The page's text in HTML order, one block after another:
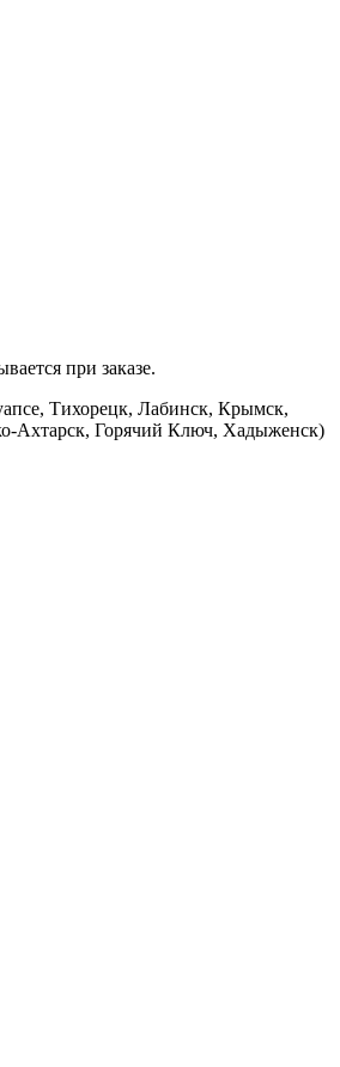
при заказе.
Тихорецк, Лабинск, Крымск,
Ахтарск, Горячий Ключ, Хадыженск)